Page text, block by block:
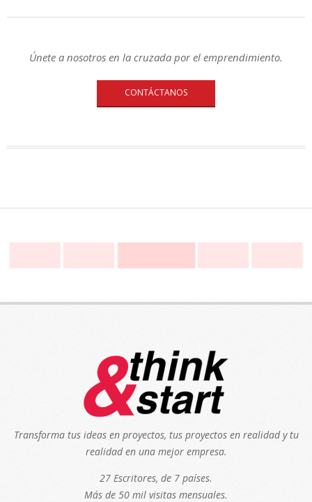
Únete a nosotros en la cruzada por el emprendimiento.
CONTÁCTANOS
Transforma tus ideas en proyectos, tus proyectos en realidad y tu
realidad en una mejor empresa.
27 Escritores, de 7 países.
Más de 50 mil visitas mensuales.